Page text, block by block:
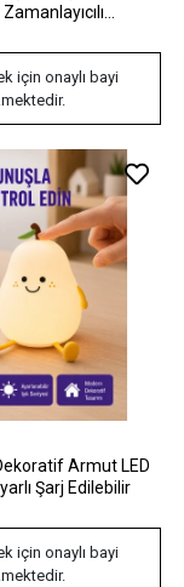
için onaylı bayi
Armut LED
Şarj Edilebilir
için onaylı bayi